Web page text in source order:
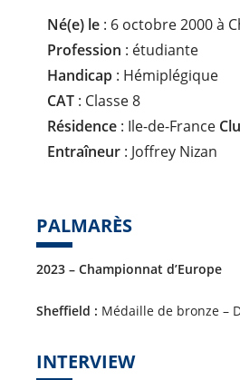
Né(e) le : 6 octobre 2000 à
Profession : étudiante
Handicap : Hémiplégique
CAT : Classe 8
Résidence : Ile-de-France
Entraîneur : Joffrey Nizan
PALMARÈS
2023 – Championnat d’Europe
Sheffield : Médaille de bronze –
INTERVIEW